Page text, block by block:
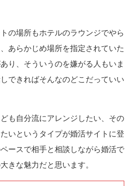
の場所もホテルのラウンジでやら
あらかじめ場所を指定されていた
り、そういうのを嫌がる人もいま
できればそんなのどこだっていい
も自分流にアレンジしたい、その
いというタイプが婚活サイトに登
ースで相手と相談しながら婚活で
きな魅力だと思います。